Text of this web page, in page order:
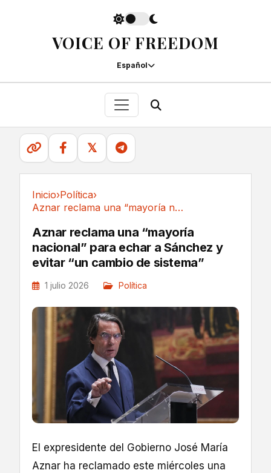
VOICE OF FREEDOM
Español
𝕏
Inicio›Política›
Aznar reclama una “mayoría nacional” para...
Aznar reclama una “mayoría
nacional” para echar a Sánchez y
evitar “un cambio de sistema”
1 julio 2026 Política
El expresidente del Gobierno José María
Aznar ha reclamado este miércoles una